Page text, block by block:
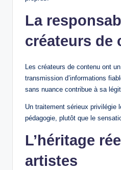
La
créateurs de
Les créateurs de contenu ont
transmission d’informations
sans nuance contribue à sa
Un traitement sérieux privilégie
pédagogie, plutôt que le
L’héritage
artistes